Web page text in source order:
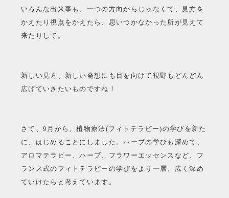
いろんな出来事も、一つの方向からじゃなくて、見方を
かえたり視点をかえたら、思いつかなかった所が見えて
来たりして。
新しい見方、新しい発想にも目を向けて視野もどんどん
広げていきたいものですね！
さて、9月から、植物療法(フィトテラピー)の学びを新た
に、はじめることにしました。ハーブの学びも深めて、
アロマテラピー、ハーブ、フラワーエッセンスなど、フ
ランス式のフィトテラピーの学びをより一層、広く深め
ていけたらと考えています。